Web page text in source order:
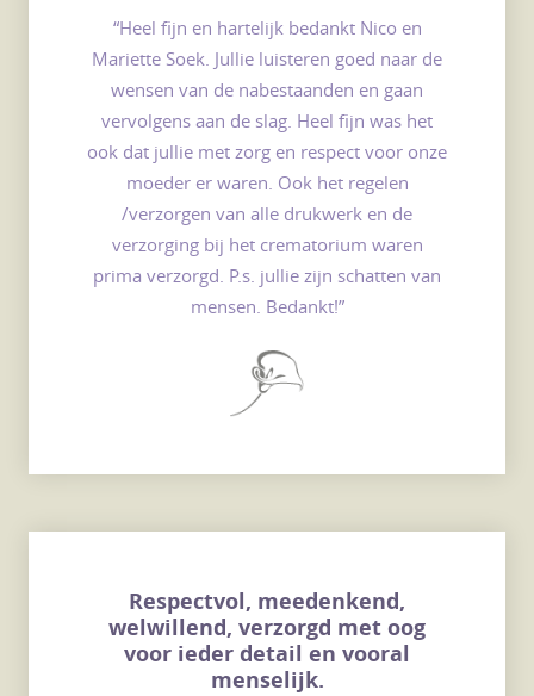
“Heel fijn en hartelijk bedankt Nico en
Mariette Soek. Jullie luisteren goed naar de
wensen van de nabestaanden en gaan
vervolgens aan de slag. Heel fijn was het
ook dat jullie met zorg en respect voor onze
moeder er waren. Ook het regelen
/verzorgen van alle drukwerk en de
verzorging bij het crematorium waren
prima verzorgd. P.s. jullie zijn schatten van
mensen. Bedankt!”
Respectvol, meedenkend,
welwillend, verzorgd met oog
voor ieder detail en vooral
menselijk.